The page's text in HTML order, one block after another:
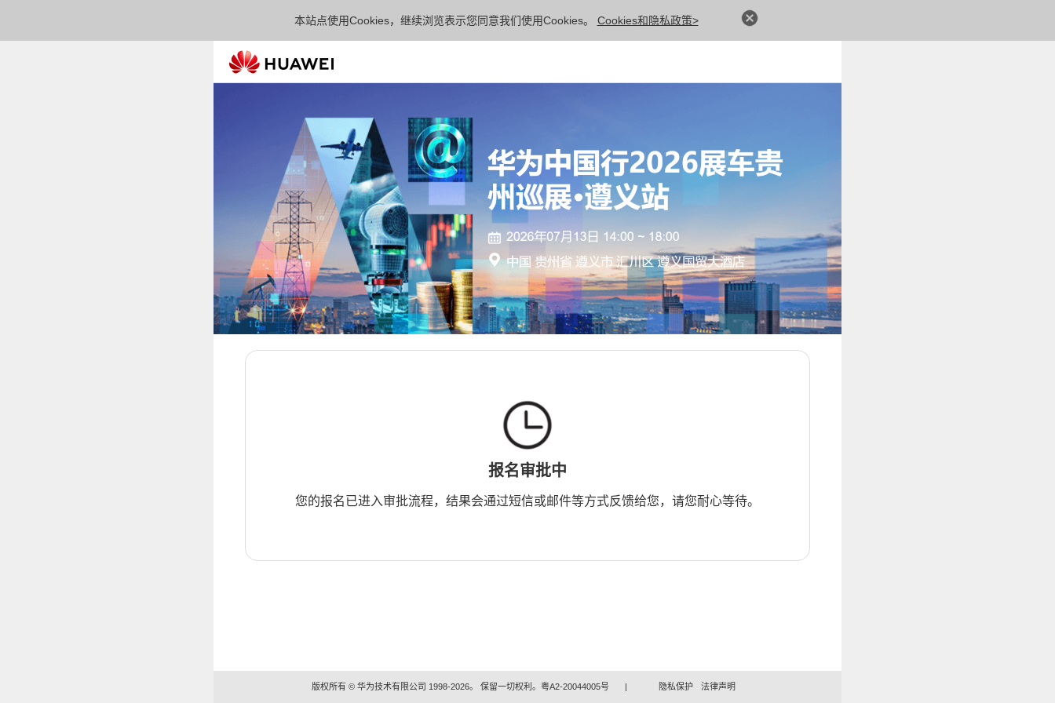
本站点使用Cookies，继续浏览表示您同意我们使用Cookies。 Cookies和隐私政策>
报名审批中
您的报名已进入审批流程，结果会通过短信或邮件等方式反馈给您，请您耐心等待。
版权所有 © 华为技术有限公司 1998-2026。 保留一切权利。粤A2-20044005号 | 隐私保护 法律声明